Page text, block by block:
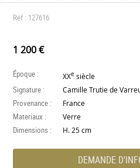
Réf : 127616
1 200 €
Époque : XXe siècle
Signature : Camille Trutie de
Provenance : France
Materiaux : Verre
Dimensions : H. 25 cm
DEMANDE